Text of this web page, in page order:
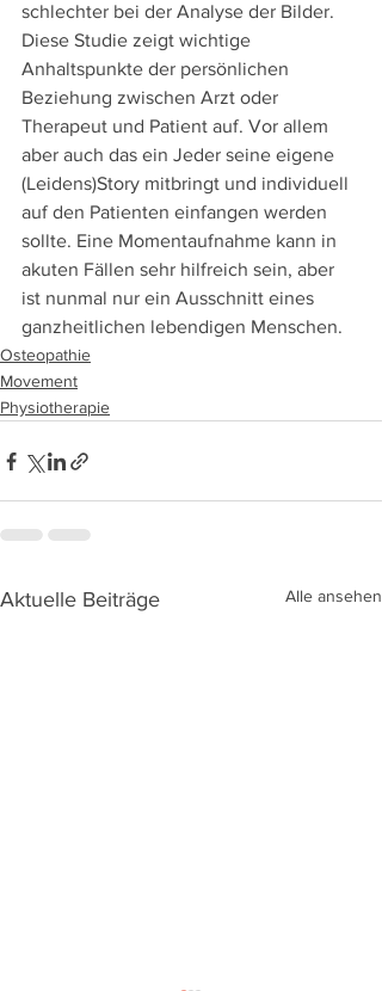
schlechter bei der Analyse der Bilder.
Diese Studie zeigt wichtige
Anhaltspunkte der persönlichen
Beziehung zwischen Arzt oder
Therapeut und Patient auf. Vor allem
aber auch das ein Jeder seine eigene
(Leidens)Story mitbringt und individuell
auf den Patienten einfangen werden
sollte. Eine Momentaufnahme kann in
akuten Fällen sehr hilfreich sein, aber
ist nunmal nur ein Ausschnitt eines
ganzheitlichen lebendigen Menschen.
Osteopathie
Movement
Physiotherapie
Aktuelle Beiträge Alle ansehen